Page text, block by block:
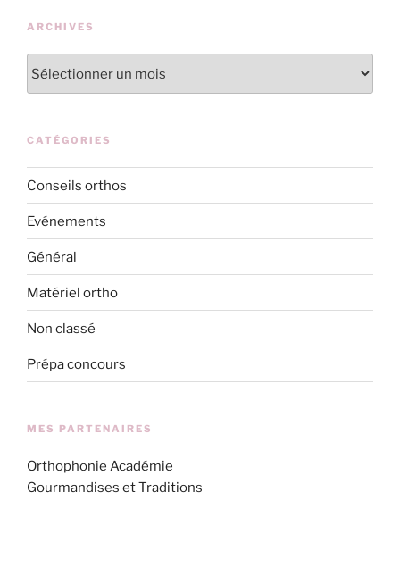
ARCHIVES
CATÉGORIES
Conseils orthos
Evénements
Général
Matériel ortho
Non classé
Prépa concours
MES PARTENAIRES
Orthophonie Académie
Gourmandises et Traditions